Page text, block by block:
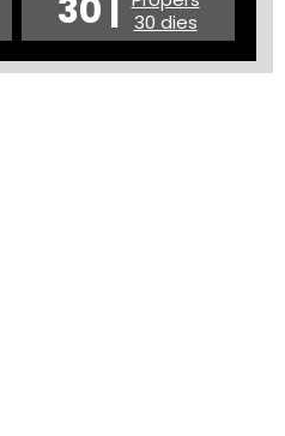
30 |
30 dies